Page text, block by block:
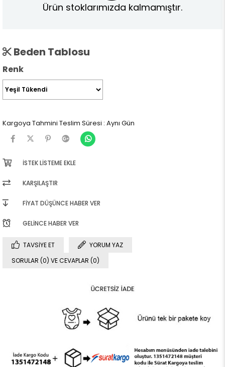
Ürün stoklarımızda kalmamıştır.
Beden Tablosu
Renk
Kargoya Tahmini Teslim Süresi : Aynı Gün
İSTEK LISTEME EKLE
KARŞILAŞTIR
FIYAT DÜŞÜNCE HABER VER
GELINCE HABER VER
TAVSIYE ET
YORUM YAZ
SORULAR (0) VE CEVAPLAR (0)